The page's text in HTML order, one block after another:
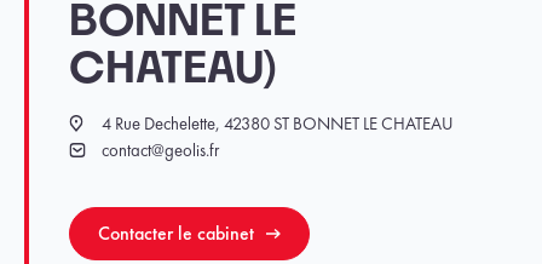
BONNET LE
CHATEAU)
Localisation
4 Rue Dechelette, 42380 ST BONNET LE CHATEAU
Emailcontact@geolis.fr
Contacter le cabinet